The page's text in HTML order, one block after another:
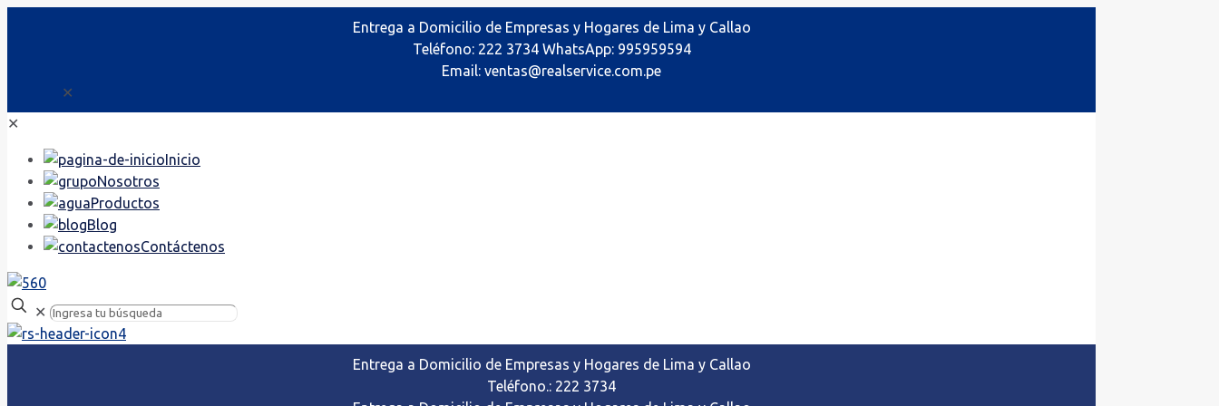
Entrega a Domicilio de Empresas y Hogares de Lima y Callao
Teléfono: 222 3734 WhatsApp: 995959594
Email: ventas@realservice.com.pe
✕
✕
Inicio
Nosotros
Productos
Blog
Contáctenos
✕
Entrega a Domicilio de Empresas y Hogares de Lima y Callao
Teléfono.: 222 3734